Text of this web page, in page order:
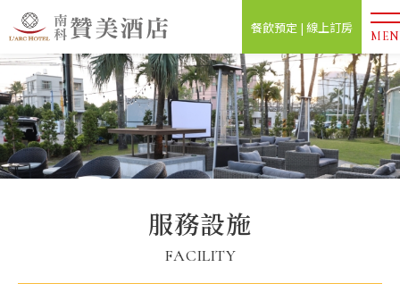
服務設施
FACILITY
餐飲預定 | 線上訂房